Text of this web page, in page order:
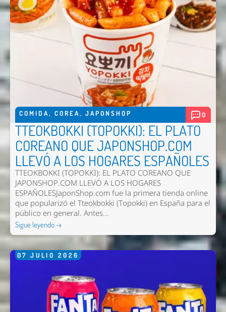
COMIDA, COREA, JAPONSHOP 0
TTEOKBOKKI (TOPOKKI): EL PLATO
COREANO QUE JAPONSHOP.COM
LLEVÓ A LOS HOGARES ESPAÑOLES
TTEOKBOKKI (TOPOKKI): EL PLATO COREANO QUE
JAPONSHOP.COM LLEVÓ A LOS HOGARES
ESPAÑOLESJaponShop.com fue la primera tienda online
que popularizó el Tteokbokki (Topokki) en España para el
público en general. Antes...
Sigue leyendo →
07 JULIO 2026